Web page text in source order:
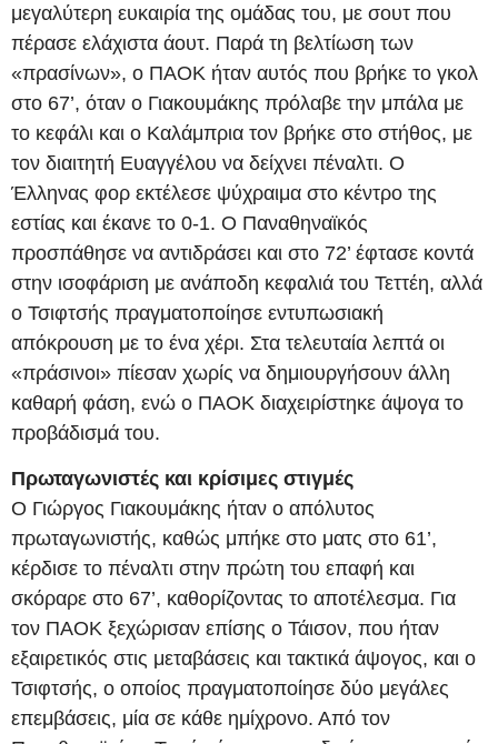
μεγαλύτερη ευκαιρία της ομάδας του, με σουτ που
πέρασε ελάχιστα άουτ. Παρά τη βελτίωση των
«πρασίνων», ο ΠΑΟΚ ήταν αυτός που βρήκε το γκολ
στο 67’, όταν ο Γιακουμάκης πρόλαβε την μπάλα με
το κεφάλι και ο Καλάμπρια τον βρήκε στο στήθος, με
τον διαιτητή Ευαγγέλου να δείχνει πέναλτι. Ο
Έλληνας φορ εκτέλεσε ψύχραιμα στο κέντρο της
εστίας και έκανε το 0-1. Ο Παναθηναϊκός
προσπάθησε να αντιδράσει και στο 72’ έφτασε κοντά
στην ισοφάριση με ανάποδη κεφαλιά του Τεττέη, αλλά
ο Τσιφτσής πραγματοποίησε εντυπωσιακή
απόκρουση με το ένα χέρι. Στα τελευταία λεπτά οι
«πράσινοι» πίεσαν χωρίς να δημιουργήσουν άλλη
καθαρή φάση, ενώ ο ΠΑΟΚ διαχειρίστηκε άψογα το
προβάδισμά του.
Πρωταγωνιστές και κρίσιμες στιγμές
Ο Γιώργος Γιακουμάκης ήταν ο απόλυτος
πρωταγωνιστής, καθώς μπήκε στο ματς στο 61’,
κέρδισε το πέναλτι στην πρώτη του επαφή και
σκόραρε στο 67’, καθορίζοντας το αποτέλεσμα. Για
τον ΠΑΟΚ ξεχώρισαν επίσης ο Τάισον, που ήταν
εξαιρετικός στις μεταβάσεις και τακτικά άψογος, και ο
Τσιφτσής, ο οποίος πραγματοποίησε δύο μεγάλες
επεμβάσεις, μία σε κάθε ημίχρονο. Από τον